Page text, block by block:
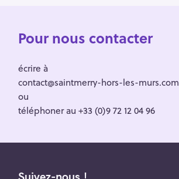
Pour nous contacter
écrire à
contact@saintmerry-hors-les-murs.com
ou
téléphoner au +33 (0)9 72 12 04 96